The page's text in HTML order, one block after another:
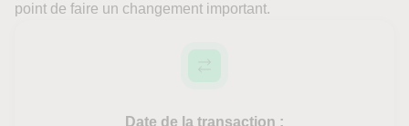
point de faire un changement important.
Date de la transaction :